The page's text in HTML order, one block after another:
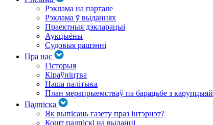
Рэклама на партале
Рэклама ў выданнях
Праектныя дэкларацыі
Аукцыёны
Судовыя рашэнні
Пра нас
Гісторыя
Кіраўніцтва
Наша палітыка
План мерапрыемстваў па барацьбе з карупцыяй
Падпіска
Як выпісаць газету праз інтэрнэт?
Кошт падпіскі на выданні